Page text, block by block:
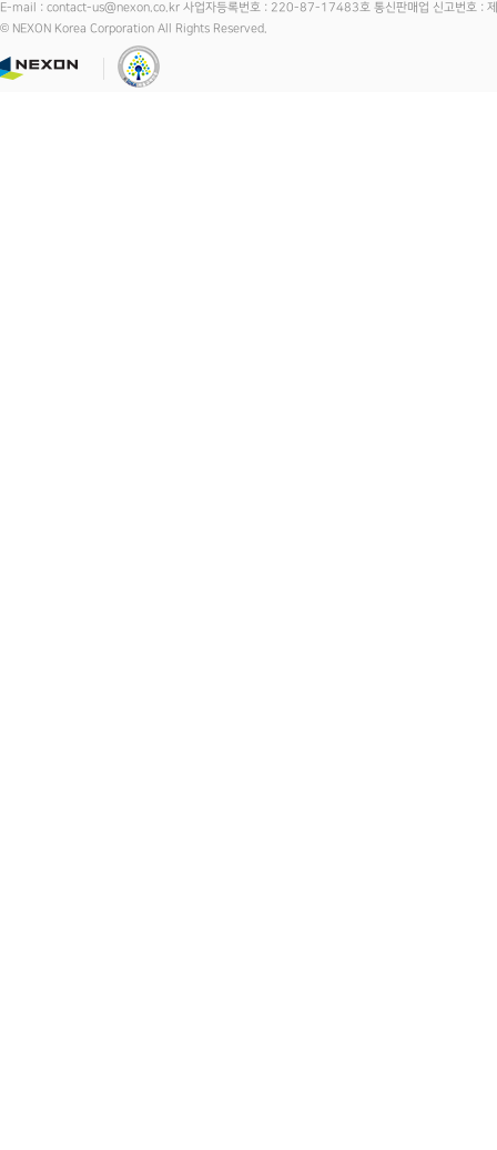
E-mail : contact-us@nexon.co.kr 사업자등록번호 : 220-87-17483호 통신판매업 신고번호 :
© NEXON Korea Corporation All Rights Reserved.